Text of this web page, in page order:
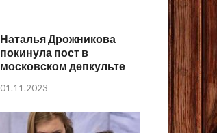
Наталья Дрожникова
покинула пост в
московском депкульте
01.11.2023